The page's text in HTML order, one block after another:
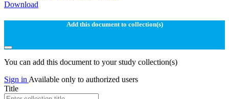
Download
Add this document to collection(s)
You can add this document to your study collection(s)
Sign in Available only to authorized users
Title